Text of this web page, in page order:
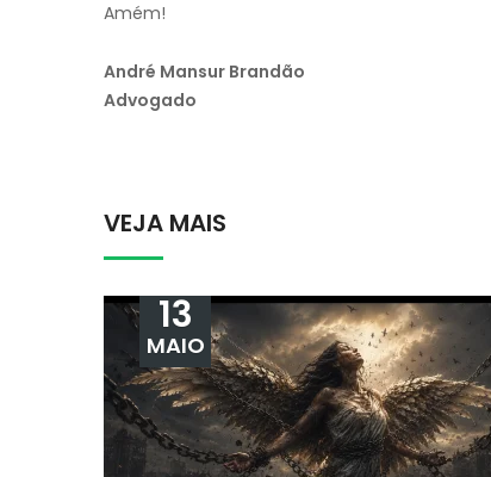
Amém!
André Mansur Brandão
Advogado
VEJA MAIS
13
MAIO